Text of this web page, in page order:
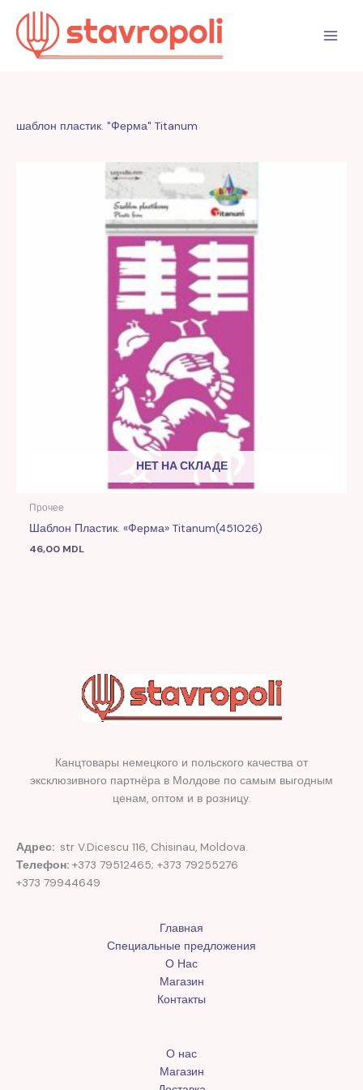
Перейти
содержимому
шаблон пластик. "Ферма" Titanum
НЕТ НА СКЛАДЕ
Прочее
Шаблон Пластик. «Ферма» Titanum(451026)
46,00 MDL
Канцтовары немецкого и польского качества от
эксклюзивного партнёра в Молдове по самым выгодным
ценам, оптом и в розницу.
Адрес: str V.Dicescu 116, Chisinau, Moldova.
Телефон: +373 79512465; +373 79255276
+373 79944649
Главная
Специальные предложения
О Нас
Магазин
Контакты
О нас
Магазин